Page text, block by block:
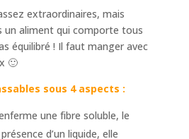
extraordinaires, mais
un aliment qui comporte tous
équilibré ! Il faut manger avec
🙂
sous 4 aspects :
une fibre soluble, le
d’un liquide, elle